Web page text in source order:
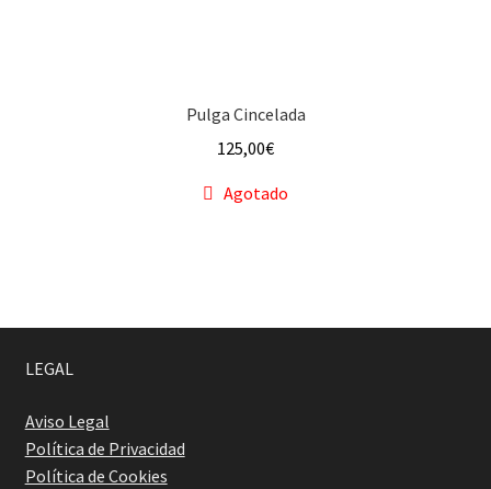
Pulga Cincelada
125,00€
Agotado
LEGAL
Aviso Legal
Política de Privacidad
Política de Cookies